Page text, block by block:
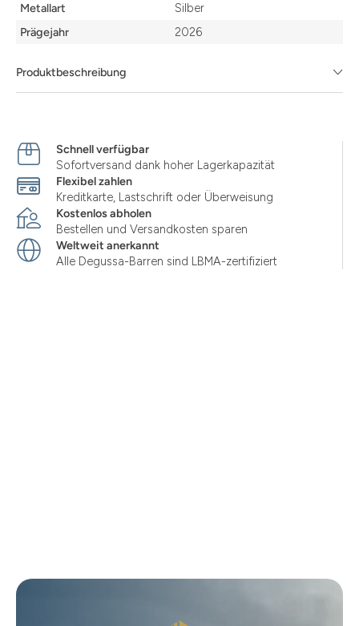
Produktbeschreibung
Metallart
Silber
Prägejahr
2026
Schnell verfügbar
Sofortversand dank hoher Lagerkapazität
Flexibel zahlen
Kreditkarte, Lastschrift oder Überweisung
Kostenlos abholen
Bestellen und Versandkosten sparen
Weltweit anerkannt
Alle Degussa-Barren sind LBMA-zertifiziert